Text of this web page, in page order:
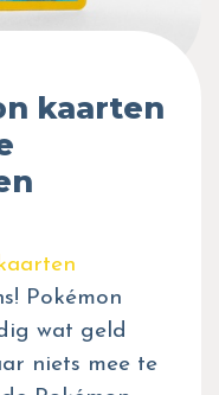
kaarten
Pokémon
wat geld
niets mee te